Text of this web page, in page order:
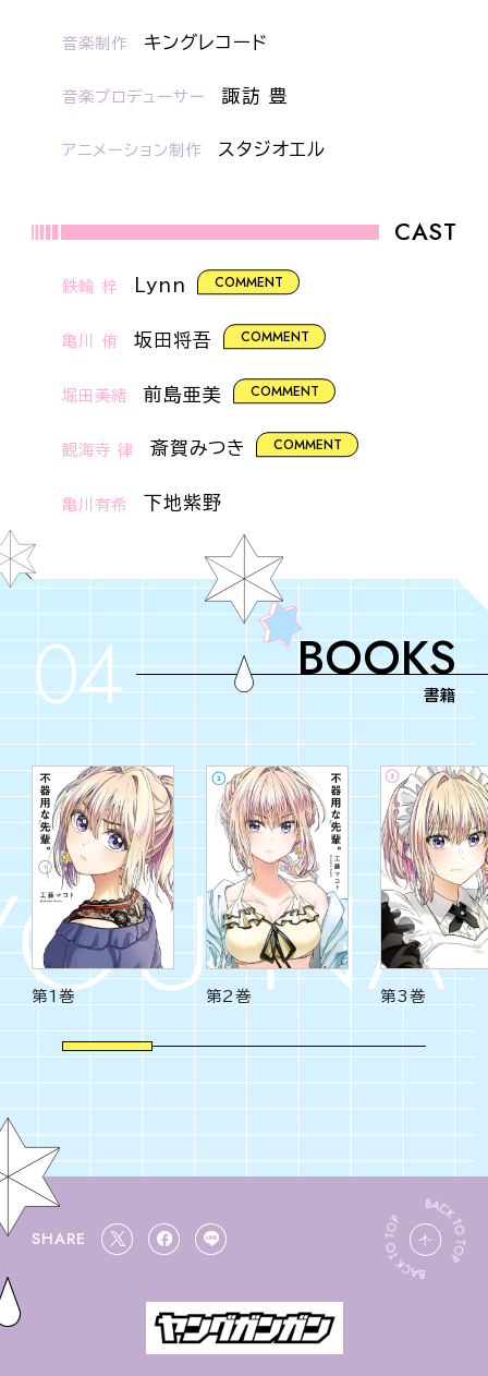
音楽制作 キングレコード
音楽プロデューサー 諏訪 豊
アニメーション制作 スタジオエル
CAST
鉄輪 梓 Lynn COMMENT
亀川 侑 坂田将吾 COMMENT
堀田美緒 前島亜美 COMMENT
観海寺 律 斎賀みつき COMMENT
亀川有希 下地紫野
04 BOOKS
書籍
第1巻 第2巻 第3巻
ペ
ー
SHARE
X
F
c
e
L
N
E